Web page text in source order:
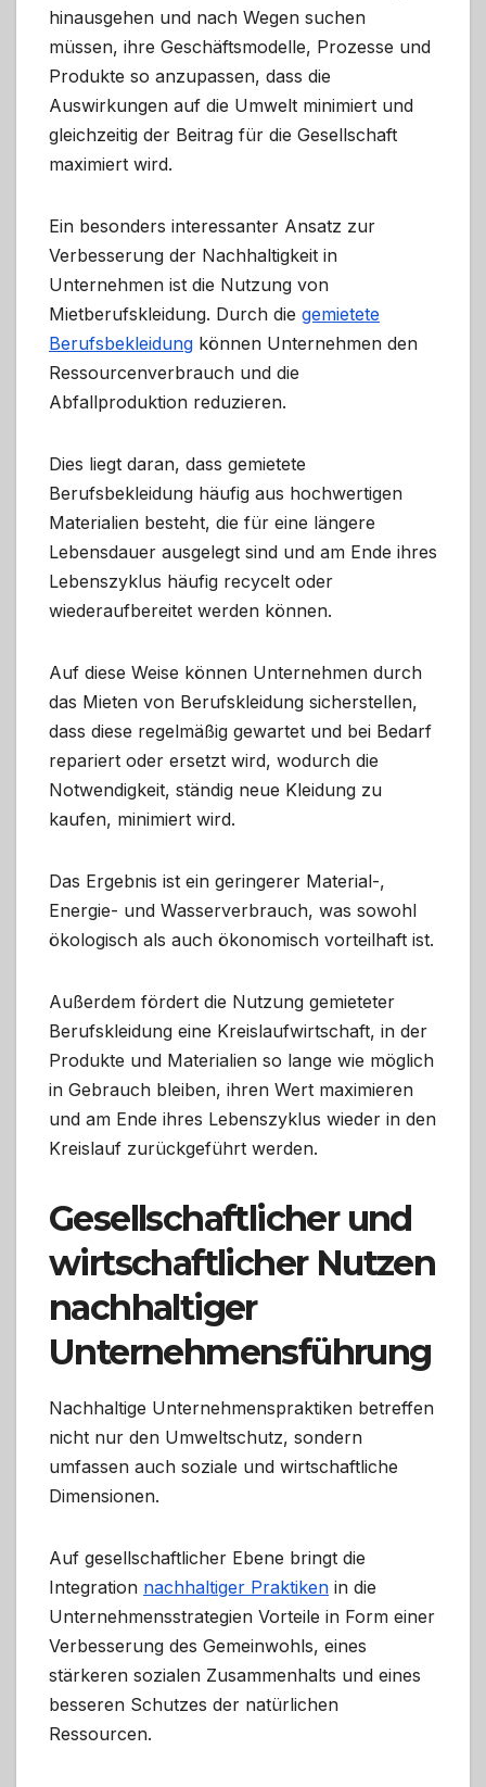
hinausgehen und nach Wegen suchen
müssen, ihre Geschäftsmodelle, Prozesse und
Produkte so anzupassen, dass die
Auswirkungen auf die Umwelt minimiert und
gleichzeitig der Beitrag für die Gesellschaft
maximiert wird.
Ein besonders interessanter Ansatz zur
Verbesserung der Nachhaltigkeit in
Unternehmen ist die Nutzung von
Mietberufskleidung. Durch die gemietete
Berufsbekleidung können Unternehmen den
Ressourcenverbrauch und die
Abfallproduktion reduzieren.
Dies liegt daran, dass gemietete
Berufsbekleidung häufig aus hochwertigen
Materialien besteht, die für eine längere
Lebensdauer ausgelegt sind und am Ende ihres
Lebenszyklus häufig recycelt oder
wiederaufbereitet werden können.
Auf diese Weise können Unternehmen durch
das Mieten von Berufskleidung sicherstellen,
dass diese regelmäßig gewartet und bei Bedarf
repariert oder ersetzt wird, wodurch die
Notwendigkeit, ständig neue Kleidung zu
kaufen, minimiert wird.
Das Ergebnis ist ein geringerer Material-,
Energie- und Wasserverbrauch, was sowohl
ökologisch als auch ökonomisch vorteilhaft ist.
Außerdem fördert die Nutzung gemieteter
Berufskleidung eine Kreislaufwirtschaft, in der
Produkte und Materialien so lange wie möglich
in Gebrauch bleiben, ihren Wert maximieren
und am Ende ihres Lebenszyklus wieder in den
Kreislauf zurückgeführt werden.
Gesellschaftlicher und
wirtschaftlicher Nutzen
nachhaltiger
Unternehmensführung
Nachhaltige Unternehmenspraktiken betreffen
nicht nur den Umweltschutz, sondern
umfassen auch soziale und wirtschaftliche
Dimensionen.
Auf gesellschaftlicher Ebene bringt die
Integration nachhaltiger Praktiken in die
Unternehmensstrategien Vorteile in Form einer
Verbesserung des Gemeinwohls, eines
stärkeren sozialen Zusammenhalts und eines
besseren Schutzes der natürlichen
Ressourcen.